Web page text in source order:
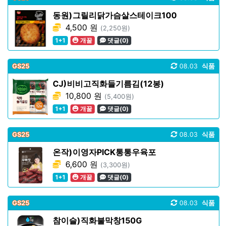
동원)그릴리닭가슴살스테이크100
4,500 원 (2,250원)
1+1
개꿀 댓글(0)
GS25 식품
08.03
CJ)비비고직화들기름김(12봉)
10,800 원 (5,400원)
1+1
개꿀 댓글(0)
GS25 식품
08.03
온작)이영자PICK통통우육포
6,600 원 (3,300원)
1+1
개꿀 댓글(0)
GS25 식품
08.03
참이슬)직화불막창150G